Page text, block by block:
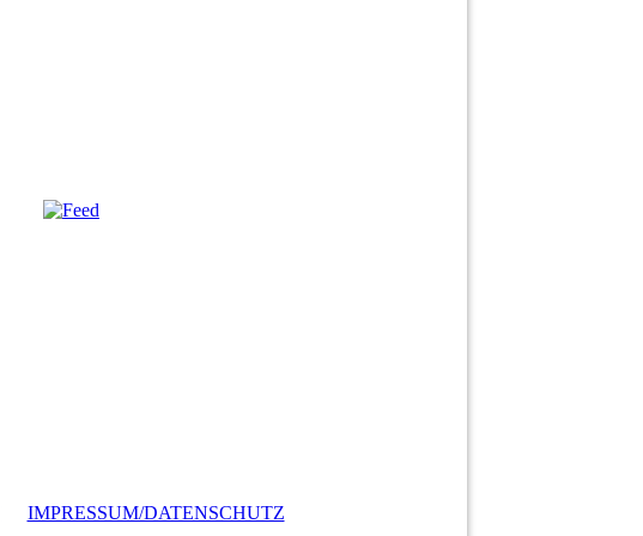
IMPRESSUM/DATENSCHUTZ